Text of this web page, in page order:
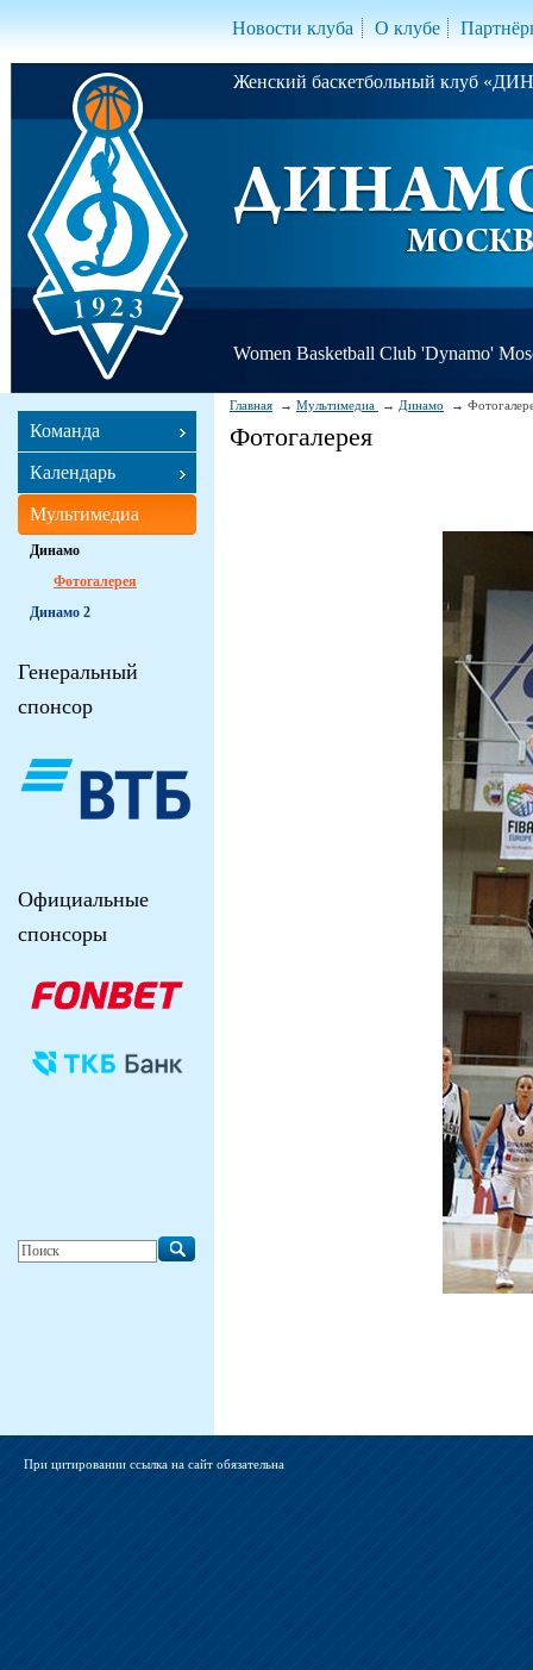
Новости клуба О клубе
Женский баскетбольный клуб
Women Basketball Club 'Dynamo'
Главная Мультимедиа Динамо
Фотогалерея
Команда
Календарь
Мультимедиа
Динамо
Фотогалерея
Динамо 2
Генеральный
спонсор
Официальные
спонсоры
При цитировании ссылка на сайт обязательна